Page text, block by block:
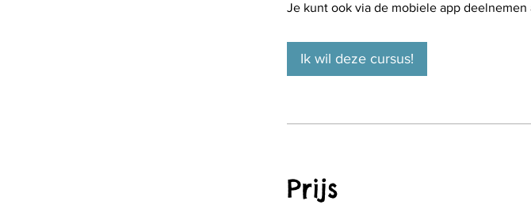
Je kunt ook via de mobiele app deelnemen
Ik wil deze cursus!
Prijs